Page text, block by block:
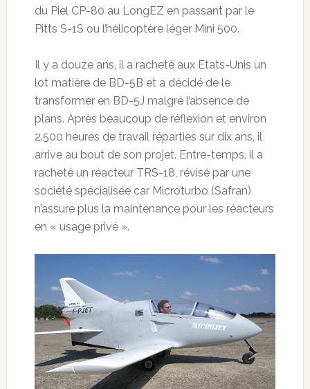
du Piel CP-80 au LongEZ en passant par le
Pitts S-1S ou l’hélicoptère léger Mini 500.
Il y a douze ans, il a racheté aux Etats-Unis un
lot matière de BD-5B et a décidé de le
transformer en BD-5J malgré l’absence de
plans. Après beaucoup de réflexion et environ
2.500 heures de travail réparties sur dix ans, il
arrive au bout de son projet. Entre-temps, il a
racheté un réacteur TRS-18, révisé par une
société spécialisée car Microturbo (Safran)
n’assure plus la maintenance pour les réacteurs
en « usage privé ».